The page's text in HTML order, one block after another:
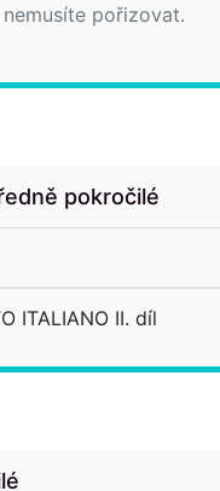
pořizovat.
pokročilé
ITALIANO II. díl